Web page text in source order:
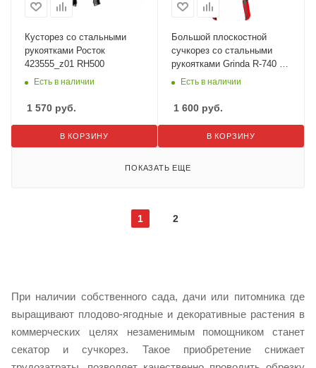
Кусторез со стальными
рукоятками Росток
423555_z01 RH500
Есть в наличии
1 570 руб.
В КОРЗИНУ
Большой плоскостной
сучкорез со стальными
рукоятками Grinda R-740 8-
424107_z02
Есть в наличии
1 600 руб.
В КОРЗИНУ
ПОКАЗАТЬ ЕЩЕ
1 2
При наличии собственного сада, дачи или питомника где
выращивают плодово-ягодные и декоративные растения в
коммерческих целях незаменимым помощником станет
секатор и сучкорез. Такое приобретение снижает